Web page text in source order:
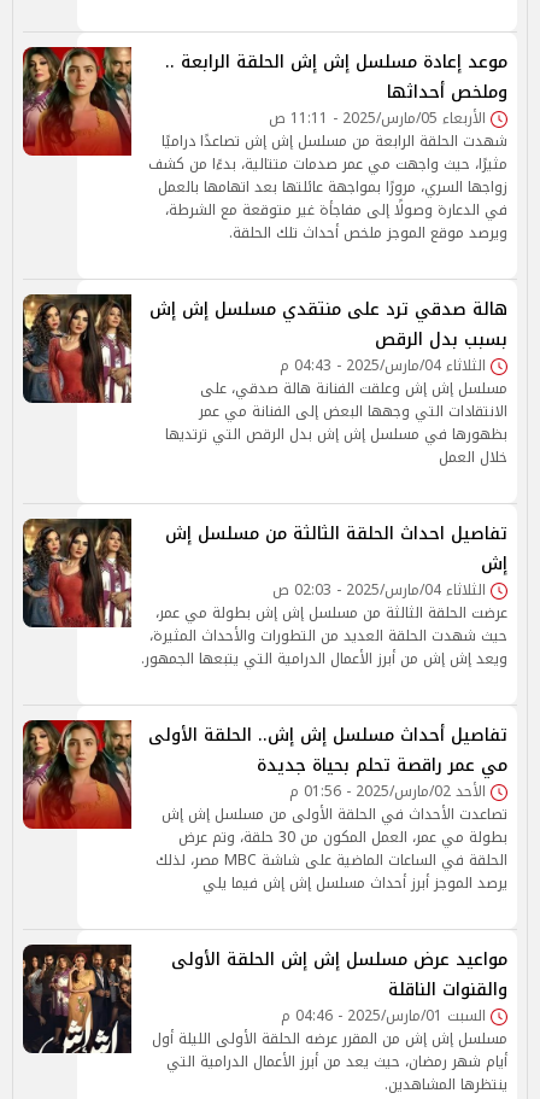
موعد إعادة مسلسل إش إش الحلقة الرابعة ..
وملخص أحداثها
الأربعاء 05/مارس/2025 - 11:11 ص
شهدت الحلقة الرابعة من مسلسل إش إش تصاعدًا دراميًا
مثيرًا، حيث واجهت مي عمر صدمات متتالية، بدءًا من كشف
زواجها السري، مرورًا بمواجهة عائلتها بعد اتهامها بالعمل
في الدعارة وصولًا إلى مفاجأة غير متوقعة مع الشرطة،
ويرصد موقع الموجز ملخص أحداث تلك الحلقة.
هالة صدقي ترد على منتقدي مسلسل إش إش
بسبب بدل الرقص
الثلاثاء 04/مارس/2025 - 04:43 م
مسلسل إش إش وعلقت الفنانة هالة صدقي، على
الانتقادات التي وجهها البعض إلى الفنانة مي عمر
بظهورها في مسلسل إش إش بدل الرقص التي ترتديها
خلال العمل
تفاصيل احداث الحلقة الثالثة من مسلسل إش
إش
الثلاثاء 04/مارس/2025 - 02:03 ص
عرضت الحلقة الثالثة من مسلسل إش إش بطولة مي عمر،
حيث شهدت الحلقة العديد من التطورات والأحداث المثيرة،
ويعد إش إش من أبرز الأعمال الدرامية التي يتبعها الجمهور.
تفاصيل أحداث مسلسل إش إش.. الحلقة الأولى
مي عمر راقصة تحلم بحياة جديدة
الأحد 02/مارس/2025 - 01:56 م
تصاعدت الأحداث في الحلقة الأولى من مسلسل إش إش
بطولة مي عمر، العمل المكون من 30 حلقة، وتم عرض
الحلقة في الساعات الماضية على شاشة MBC مصر، لذلك
يرصد الموجز أبرز أحداث مسلسل إش إش فيما يلي
مواعيد عرض مسلسل إش إش الحلقة الأولى
والقنوات الناقلة
السبت 01/مارس/2025 - 04:46 م
مسلسل إش إش من المقرر عرضه الحلقة الأولى الليلة أول
أيام شهر رمضان، حيث يعد من أبرز الأعمال الدرامية التي
ينتظرها المشاهدين.